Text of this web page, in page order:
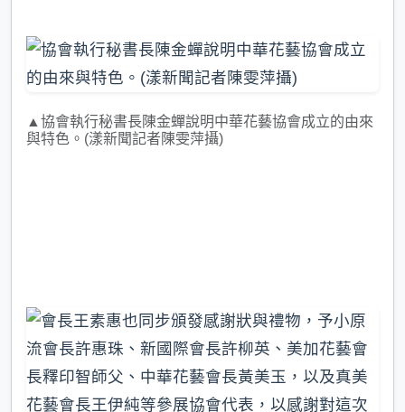
▲協會執行秘書長陳金蟬說明中華花藝協會成立的由來
與特色。(漾新聞記者陳雯萍攝)